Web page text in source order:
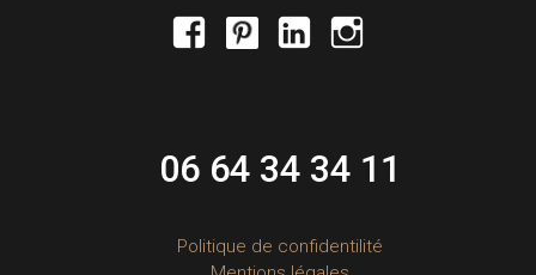
facebookpinterestlinkedininstagram
06 64 34 34 11
Politique de confidentilité